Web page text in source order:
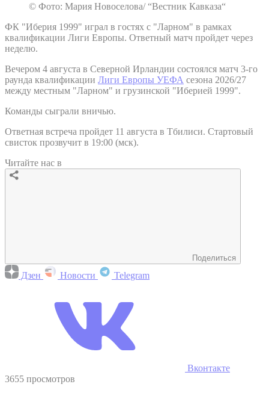
© Фото: Мария Новоселова/ “Вестник Кавказа“
ФК "Иберия 1999" играл в гостях с "Ларном" в рамках
квалификации Лиги Европы. Ответный матч пройдет через
неделю.
Вечером 4 августа в Северной Ирландии состоялся матч 3-го
раунда квалификации Лиги Европы УЕФА сезона 2026/27
между местным "Ларном" и грузинской "Иберией 1999".
Команды сыграли вничью.
Ответная встреча пройдет 11 августа в Тбилиси. Стартовый
свисток прозвучит в 19:00 (мск).
Читайте нас в
Поделиться
Дзен Новости Telegram
Вконтакте
3655 просмотров